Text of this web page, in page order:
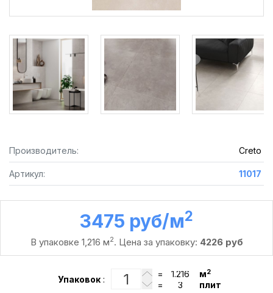
Производитель: Creto
Артикул: 11017
3475 руб /м2
В упаковке 1,216 м2. Цена за упаковку: 4226 руб
Упаковок :
= м2
= плит